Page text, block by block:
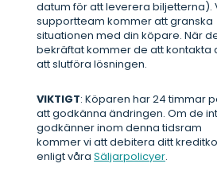
datum för att leverera biljetterna).
supportteam kommer att granska
situationen med din köpare. När
bekräftat kommer de att kontakta
att slutföra lösningen.
VIKTIGT: Köparen har 24 timmar
att godkänna ändringen. Om de
godkänner inom denna tidsram
kommer vi att debitera ditt
enligt våra Säljarpolicyer.